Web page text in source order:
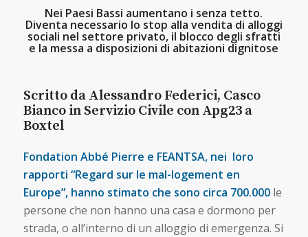
Nei Paesi Bassi aumentano i senza tetto.
Diventa necessario lo stop alla vendita di alloggi
sociali nel settore privato, il blocco degli sfratti
e la messa a disposizioni di abitazioni dignitose
Scritto da Alessandro Federici, Casco
Bianco in Servizio Civile con Apg23 a
Boxtel
Fondation Abbé Pierre e FEANTSA, nei loro
rapporti “Regard sur le mal-logement en
Europe”, hanno stimato che sono circa 700.000le
persone che non hanno una casa e dormono per
strada, o all’interno di un alloggio di emergenza. Si